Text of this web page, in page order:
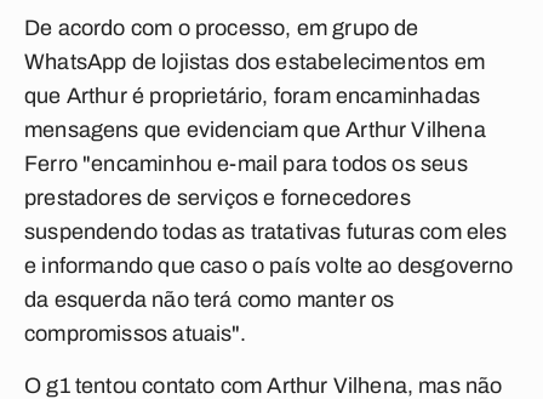
De acordo com o processo, em grupo de
WhatsApp de lojistas dos estabelecimentos em
que Arthur é proprietário, foram encaminhadas
mensagens que evidenciam que Arthur Vilhena
Ferro "encaminhou e-mail para todos os seus
prestadores de serviços e fornecedores
suspendendo todas as tratativas futuras com eles
e informando que caso o país volte ao desgoverno
da esquerda não terá como manter os
compromissos atuais".
Og1 tentou contato com Arthur Vilhena, mas não